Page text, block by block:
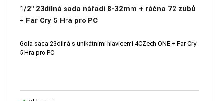
1/2" 23dílná sada nářadí 8-32mm + ráčna 72 zubů
+ Far Cry 5 Hra pro PC
Gola sada 23dílná s unikátními hlavicemi 4CZech ONE + Far Cry
5 Hra pro PC